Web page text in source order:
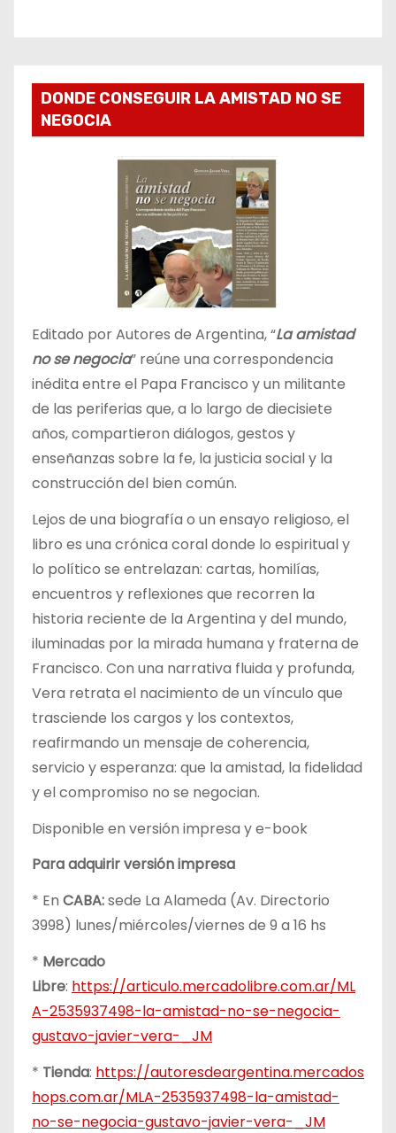
DONDE CONSEGUIR LA AMISTAD NO SE
NEGOCIA
Editado por Autores de Argentina, “La amistad
no se negocia” reúne una correspondencia
inédita entre el Papa Francisco y un militante
de las periferias que, a lo largo de diecisiete
años, compartieron diálogos, gestos y
enseñanzas sobre la fe, la justicia social y la
construcción del bien común.
Lejos de una biografía o un ensayo religioso, el
libro es una crónica coral donde lo espiritual y
lo político se entrelazan: cartas, homilías,
encuentros y reflexiones que recorren la
historia reciente de la Argentina y del mundo,
iluminadas por la mirada humana y fraterna de
Francisco. Con una narrativa fluida y profunda,
Vera retrata el nacimiento de un vínculo que
trasciende los cargos y los contextos,
reafirmando un mensaje de coherencia,
servicio y esperanza: que la amistad, la fidelidad
y el compromiso no se negocian.
Disponible en versión impresa y e-book
Para adquirir versión impresa
* En CABA:sede La Alameda (Av. Directorio
3998) lunes/miércoles/viernes de 9 a 16 hs
* Mercado
Libre: https://articulo.mercadolibre.com.ar/ML
A-2535937498-la-amistad-no-se-negocia-
gustavo-javier-vera-_JM
* Tienda: https://autoresdeargentina.mercados
hops.com.ar/MLA-2535937498-la-amistad-
no-se-negocia-gustavo-javier-vera-_JM